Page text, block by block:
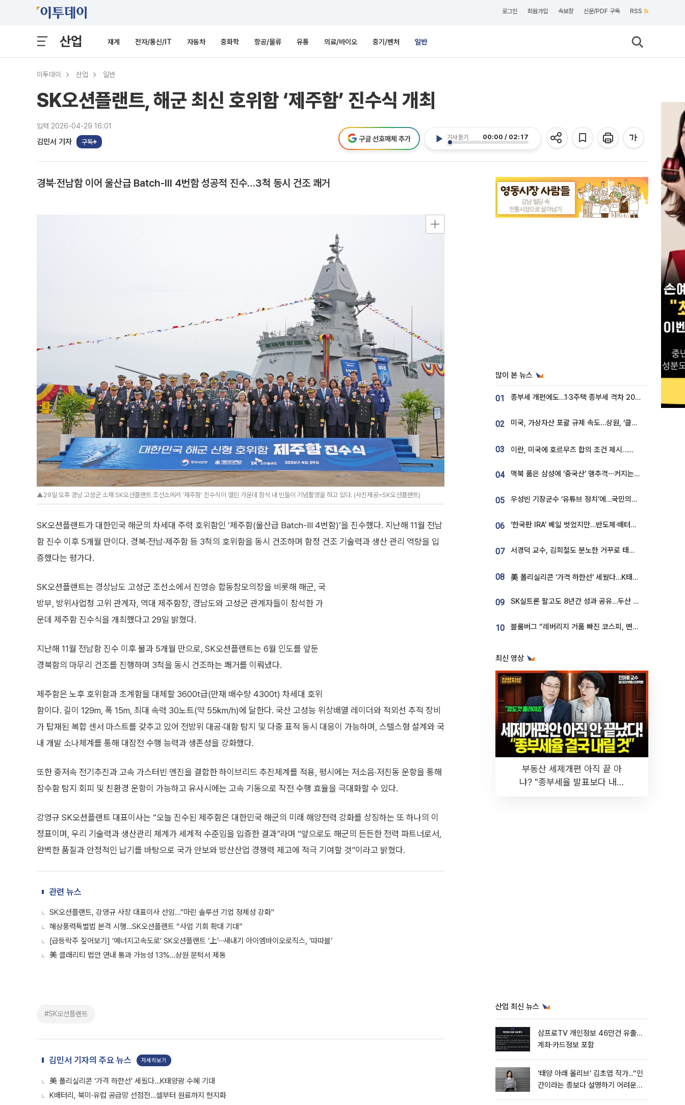
로그인 회원가입 속보창 신문/PDF 구독 RSS
산업 재계 전자/통신/IT 자동차 중화학 항공/물류 유통 의료/바이오 중기/벤처 일반
이투데이 산업 일반
SK오션플랜트, 해군 최신 호위함 ‘제주함’ 진수식 개최
입력 2026-04-29 16:01
김민서 기자 구독
기사 듣기 00:00 / 02:17
구글 선호매체 추가
경북‧전남함 이어 울산급 Batch-Ⅲ 4번함 성공적 진수…3척 동시 건조 쾌거
▲29일 오후 경남 고성군 소재 SK오션플랜트 조선소에서 ‘제주함’ 진수식이 열린 가운데 참석 내 빈들이 기념촬영을 하고 있다. (사진제공=SK오션플랜트)
SK오션플랜트가 대한민국 해군의 차세대 주력 호위함인 ‘제주함(울산급 Batch-Ⅲ 4번함)’을 진수했다. 지난해 11월 전남
함 진수 이후 5개월 만이다. 경북·전남·제주함 등 3척의 호위함을 동시 건조하며 함정 건조 기술력과 생산 관리 역량을 입
증했다는 평가다.
SK오션플랜트는 경상남도 고성군 조선소에서 진영승 합동참모의장을 비롯해 해군, 국
방부, 방위사업청 고위 관계자, 역대 제주함장, 경남도와 고성군 관계자들이 참석한 가
운데 제주함 진수식을 개최했다고 29일 밝혔다.
지난해 11월 전남함 진수 이후 불과 5개월 만으로, SK오션플랜트는 6월 인도를 앞둔
경북함의 마무리 건조를 진행하며 3척을 동시 건조하는 쾌거를 이뤄냈다.
제주함은 노후 호위함과 초계함을 대체할 3600t급(만재 배수량 4300t) 차세대 호위
함이다. 길이 129m, 폭 15m, 최대 속력 30노트(약 55km/h)에 달한다. 국산 고성능 위상배열 레이더와 적외선 추적 장비
가 탑재된 복합 센서 마스트를 갖추고 있어 전방위 대공·대함 탐지 및 다중 표적 동시 대응이 가능하며, 스텔스형 설계와 국
내 개발 소나체계를 통해 대잠전 수행 능력과 생존성을 강화했다.
또한 중저속 전기추진과 고속 가스터빈 엔진을 결합한 하이브리드 추진체계를 적용, 평시에는 저소음·저진동 운항을 통해
잠수함 탐지 회피 및 친환경 운항이 가능하고 유사시에는 고속 기동으로 작전 수행 효율을 극대화할 수 있다.
강영규 SK오션플랜트 대표이사는 “오늘 진수된 제주함은 대한민국 해군의 미래 해양전력 강화를 상징하는 또 하나의 이
정표이며, 우리 기술력과 생산관리 체계가 세계적 수준임을 입증한 결과”라며 “앞으로도 해군의 든든한 전력 파트너로서,
완벽한 품질과 안정적인 납기를 바탕으로 국가 안보와 방산산업 경쟁력 제고에 적극 기여할 것”이라고 밝혔다.
관련 뉴스
SK오션플랜트, 강영규 사장 대표이사 선임..."마린 솔루션 기업 정체성 강화"
해상풍력특별법 본격 시행…SK오션플랜트 “사업 기회 확대 기대”
[급등락주 짚어보기] ‘에너지고속도로’ SK오션플랜트 ‘上’⋯새내기 아이엠바이오로직스, ‘따따블’
美 클래리티 법안 연내 통과 가능성 13%…상원 문턱서 제동
#SK오션플랜트
김민서 기자의 주요 뉴스 자세히보기
美 폴리실리콘 ‘가격 하한선’ 세웠다…K태양광 수혜 기대
K배터리, 북미·유럽 공급망 선점전…셀부터 원료까지 현지화
많이 본 뉴스
01 종부세 개편에도…1·3주택 종부세 격차 2028년부터 확대
02 미국, 가상자산 포괄 규제 속도…상원, ‘클래리티법’ 9월 절차투표 추진
03 이란, 미국에 호르무즈 합의 조건 제시…美 “경기 아직 안 끝나” [종합]
04 맥북 품은 삼성에 ‘중국산’ 맹추격⋯커지는 노트북 OLED 시장
05 우성빈 기장군수 ‘유튜브 정치’에…국민의힘 군의원들 집단 반발
06 ‘한국판 IRA’ 베일 벗었지만…반도체·배터리 업계 “시행령이 관건”
07 서경덕 교수, 김희철도 분노한 거꾸로 태극기⋯"엉터리는 아냐, 아쉬울 뿐"
08 美 폴리실리콘 ‘가격 하한선’ 세웠다…K태양광 수혜 기대
09 SK실트론 팔고도 8년간 성과 공유…두산 인수대금 2.3조가 끝 아냐
10 블룸버그 “레버리지 거품 빠진 코스피, 변동성 최악 국면 지났을 가능성”
최신 영상
부동산 세제개편 아직 끝 아
냐? "종부세율 발표보다 내릴
산업 최신 뉴스
삼프로TV 개인정보 46만건 유출…
계좌·카드정보 포함
‘태양 아래 올리브’ 김초엽 작가...“인
간이라는 종보다 설명하기 어려운